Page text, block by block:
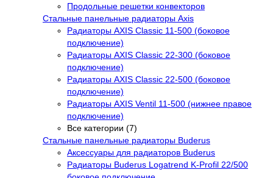
Продольные решетки конвекторов
Стальные панельные радиаторы Axis
Радиаторы AXIS Classic 11-500 (боковое
подключение)
Радиаторы AXIS Classic 22-300 (боковое
подключение)
Радиаторы AXIS Classic 22-500 (боковое
подключение)
Радиаторы AXIS Ventil 11-500 (нижнее правое
подключение)
Все категории (7)
Стальные панельные радиаторы Buderus
Аксессуары для радиаторов Buderus
Радиаторы Buderus Logatrend K-Profil 22/500